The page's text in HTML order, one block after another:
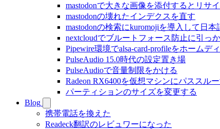
mastodonで大きな画像を添付するとリサ
mastodonの壊れたインデクスを直す
mastodonの検索にkuromojiを導入して日
nextcloudでブルートフォース防止に引っ
Pipewire環境でalsa-card-profileをホームデ
PulseAudio 15.0時代の設定置き場
PulseAudioで音量制限をかける
Radeon RX6400を仮想マシンにパススル
パーティションのサイズを変更する
Blog
携帯電話を換えた
Readeck翻訳のレビュワーになった